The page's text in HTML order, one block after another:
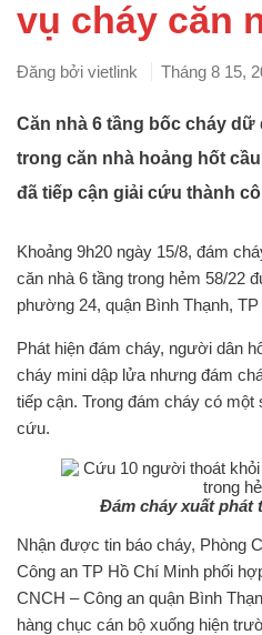
vụ cháy căn
Đăng bởi vietlink Tháng 8 15,
Căn nhà 6 tầng bốc cháy
trong căn nhà hoảng hốt
đã tiếp cận giải cứu thành
Khoảng 9h20 ngày 15/8, đám
căn nhà 6 tầng trong hẻm 58/22
phường 24, quận Bình Thạnh,
Phát hiện đám cháy, người dân
cháy mini dập lửa nhưng đám
tiếp cận. Trong đám cháy có
cứu.
Đám cháy xuất phát
Nhận được tin báo cháy, Phòng
Công an TP Hồ Chí Minh phối
CNCH – Công an quận Bình
hàng chục cán bộ xuống hiện